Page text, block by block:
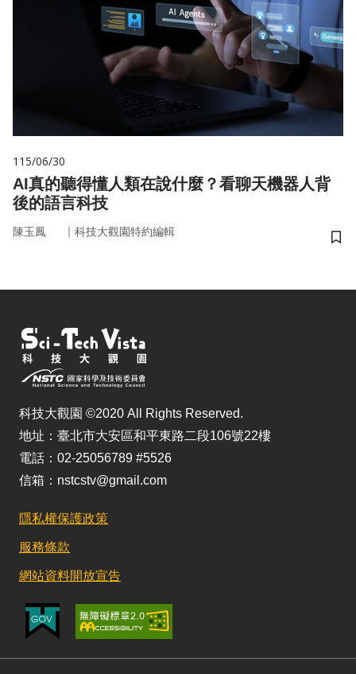
115/06/30
AI真的聽得懂人類在說什麼？看聊天機器人背
後的語言科技
陳玉鳳 ｜ 科技大觀園特約編輯
儲
科技大觀園 ©2020 All Rights Reserved.
地址：臺北市大安區和平東路二段106號22樓
電話：02-25056789 #5526
信箱：nstcstv@gmail.com
隱私權保護政策
服務條款
網站資料開放宣告